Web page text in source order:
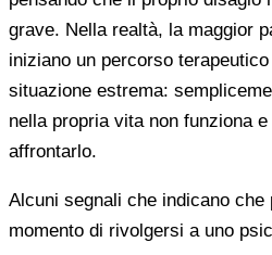
grave. Nella realtà, la maggior
iniziano un percorso
situazione estrema:
nella propria vita non funziona
affrontarlo.
Alcuni segnali che indicano che
momento di rivolgersi a uno